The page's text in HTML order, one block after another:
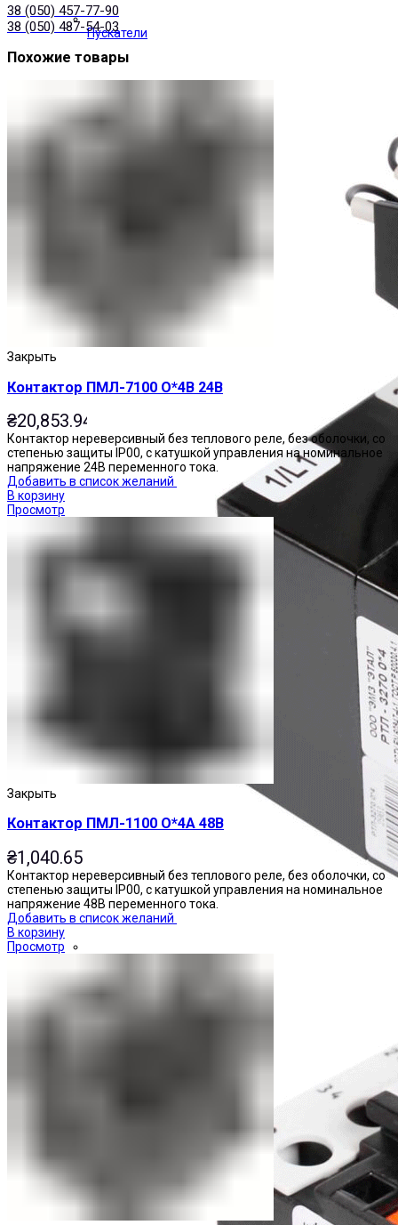
Пускатели
38 (050) 457-77-90
38 (050) 487-54-03
Похожие товары
Закрыть
Контактор ПМЛ-7100 О*4В 24В
₴20,853.94
Контактор нереверсивный без теплового реле, без оболочки, со
степенью защиты IP00, с катушкой управления на номинальное
напряжение 24В переменного тока.
Добавить в список желаний
В корзину
Просмотр
Закрыть
Контактор ПМЛ-1100 О*4А 48В
₴1,040.65
Контактор нереверсивный без теплового реле, без оболочки, со
степенью защиты IP00, с катушкой управления на номинальное
напряжение 48В переменного тока.
Добавить в список желаний
В корзину
Просмотр